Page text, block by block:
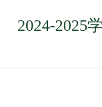
2024-2025